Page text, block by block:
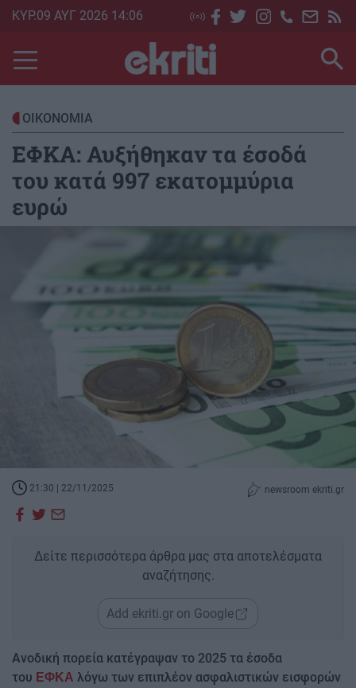
Skip
main
content
ΚΥΡ.09 ΑΥΓ 2026 14:06
ΟΙΚΟΝΟΜΙΑ
ΕΦΚΑ: Αυξήθηκαν τα έσοδά
του κατά 997 εκατομμύρια
ευρώ
21:30 | 22/11/2025 newsroom ekriti.gr
Δείτε περισσότερα άρθρα μας στα αποτελέσματα
αναζήτησης.
Add ekriti.gr on Google
Ανοδική πορεία κατέγραψαν το 2025 τα έσοδα
του ΕΦΚΑ λόγω των επιπλέον ασφαλιστικών εισφορών